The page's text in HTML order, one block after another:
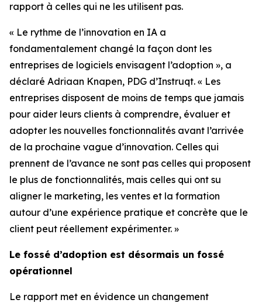
rapport à celles qui ne les utilisent pas.
« Le rythme de l’innovation en IA a
fondamentalement changé la façon dont les
entreprises de logiciels envisagent l’adoption », a
déclaré Adriaan Knapen, PDG d’Instruqt. « Les
entreprises disposent de moins de temps que jamais
pour aider leurs clients à comprendre, évaluer et
adopter les nouvelles fonctionnalités avant l’arrivée
de la prochaine vague d’innovation. Celles qui
prennent de l’avance ne sont pas celles qui proposent
le plus de fonctionnalités, mais celles qui ont su
aligner le marketing, les ventes et la formation
autour d’une expérience pratique et concrète que le
client peut réellement expérimenter. »
Le fossé d’adoption est désormais un fossé
opérationnel
Le rapport met en évidence un changement